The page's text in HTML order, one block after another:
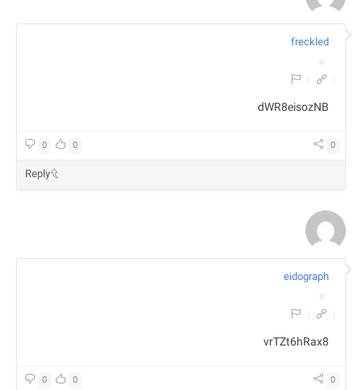
freckled
dWR8eisozNB
0
0 0
Reply
eidograph
vrTZt6hRax8
0
0 0